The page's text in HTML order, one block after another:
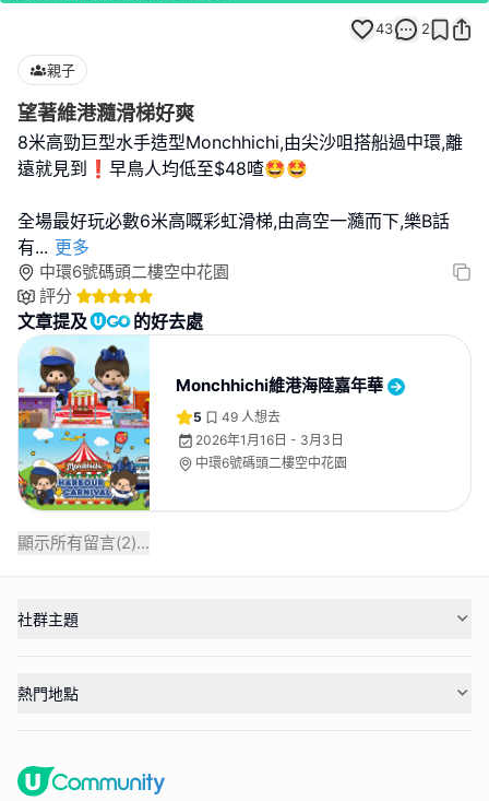
43 2
親子
望著維港瀡滑梯好爽
8米高勁巨型水手造型Monchhichi,由尖沙咀搭船過中環,離
遠就見到❗️早鳥人均低至$48喳🤩🤩
全場最好玩必數6米高嘅彩虹滑梯,由高空一瀡而下,樂B話
有... 更多
中環6號碼頭二樓空中花園
評分
文章提及 的好去處
Monchhichi維港海陸嘉年華
5 49 人想去
2026年1月16日 - 3月3日
中環6號碼頭二樓空中花園
顯示所有留言(2)...
社群主題
熱門地點